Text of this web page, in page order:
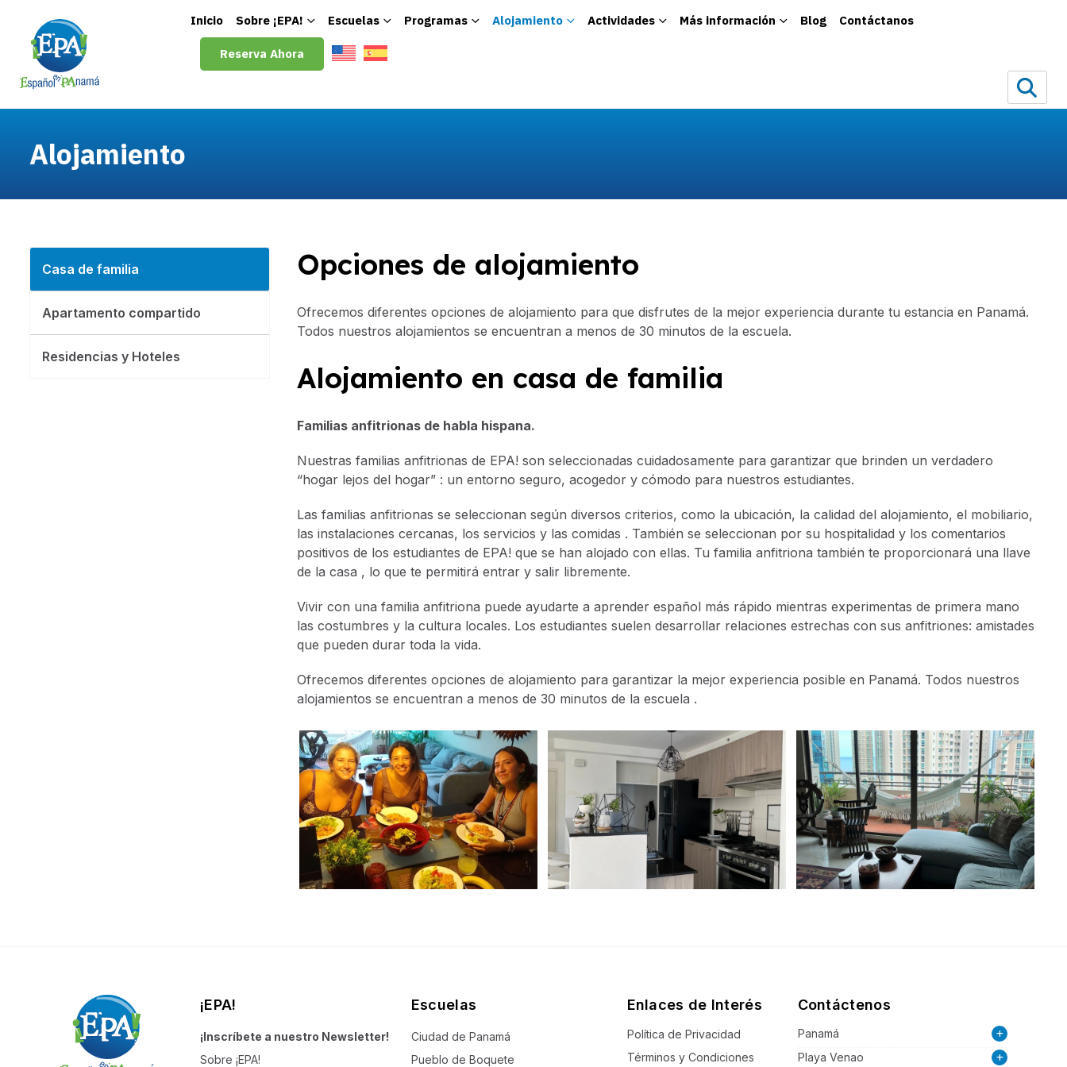
Inicio Sobre ¡EPA! Escuelas Programas Alojamiento Actividades Más información Blog Contáctanos
Reserva Ahora
Alojamiento
Casa de familia
Apartamento compartido
Residencias y Hoteles
Opciones de alojamiento
Ofrecemos diferentes opciones de alojamiento para que disfrutes de la mejor experiencia durante tu estancia en Panamá.
Todos nuestros alojamientos se encuentran a menos de 30 minutos de la escuela.
Alojamiento en casa de familia
Familias anfitrionas de habla hispana.
Nuestras familias anfitrionas de EPA! son seleccionadas cuidadosamente para garantizar que brinden un verdadero
“hogar lejos del hogar” : un entorno seguro, acogedor y cómodo para nuestros estudiantes.
Las familias anfitrionas se seleccionan según diversos criterios, como la ubicación, la calidad del alojamiento, el mobiliario,
las instalaciones cercanas, los servicios y las comidas . También se seleccionan por su hospitalidad y los comentarios
positivos de los estudiantes de EPA! que se han alojado con ellas. Tu familia anfitriona también te proporcionará una llave
de la casa , lo que te permitirá entrar y salir libremente.
Vivir con una familia anfitriona puede ayudarte a aprender español más rápido mientras experimentas de primera mano
las costumbres y la cultura locales. Los estudiantes suelen desarrollar relaciones estrechas con sus anfitriones: amistades
que pueden durar toda la vida.
Ofrecemos diferentes opciones de alojamiento para garantizar la mejor experiencia posible en Panamá. Todos nuestros
alojamientos se encuentran a menos de 30 minutos de la escuela .
¡EPA!
¡Inscríbete a nuestro Newsletter!
Sobre ¡EPA!
Escuelas
Ciudad de Panamá
Pueblo de Boquete
Enlaces de Interés
Política de Privacidad
Términos y Condiciones
Contáctenos
Panamá
Playa Venao